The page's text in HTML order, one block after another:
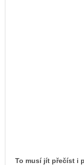
To musí jít přečíst i